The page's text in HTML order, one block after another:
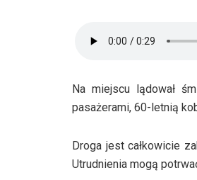
Na miejscu lądował
pasażerami, 60-letnią
Droga jest całkowicie
Utrudnienia mogą